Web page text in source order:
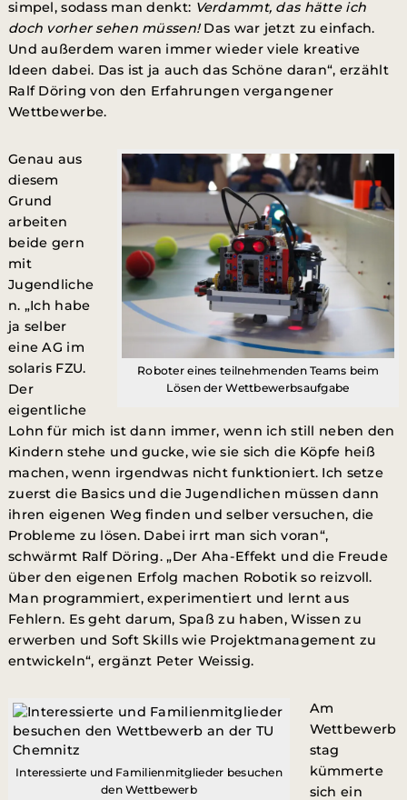
simpel, sodass man denkt: Verdammt, das hätte ich
doch vorher sehen müssen!Das war jetzt zu einfach.
Und außerdem waren immer wieder viele kreative
Ideen dabei. Das ist ja auch das Schöne daran“, erzählt
Ralf Döring von den Erfahrungen vergangener
Wettbewerbe.
Roboter eines teilnehmenden Teams beim
Lösen der Wettbewerbsaufgabe
Genau aus
diesem
Grund
arbeiten
beide gern
mit
Jugendliche
n. „Ich habe
ja selber
eine AG im
solaris FZU.
Der
eigentliche
Lohn für mich ist dann immer, wenn ich still neben den
Kindern stehe und gucke, wie sie sich die Köpfe heiß
machen, wenn irgendwas nicht funktioniert. Ich setze
zuerst die Basics und die Jugendlichen müssen dann
ihren eigenen Weg finden und selber versuchen, die
Probleme zu lösen. Dabei irrt man sich voran“,
schwärmt Ralf Döring. „Der Aha-Effekt und die Freude
über den eigenen Erfolg machen Robotik so reizvoll.
Man programmiert, experimentiert und lernt aus
Fehlern. Es geht darum, Spaß zu haben, Wissen zu
erwerben und Soft Skills wie Projektmanagement zu
entwickeln“, ergänzt Peter Weissig.
Interessierte und Familienmitglieder besuchen
den Wettbewerb
Am
Wettbewerb
stag
kümmerte
sich ein